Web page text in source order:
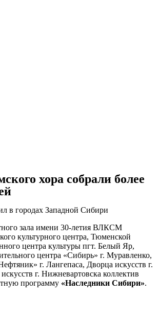
хора собрали более
в городах Западной Сибири
зала имени 30-летия ВЛКСМ
культурного центра, Тюменской
центра культуры пгт. Белый Яр,
центра «Сибирь» г. Муравленко,
г. Лангепаса, Дворца искусств г.
г. Нижневартовска коллектив
программу «Наследники Сибири».